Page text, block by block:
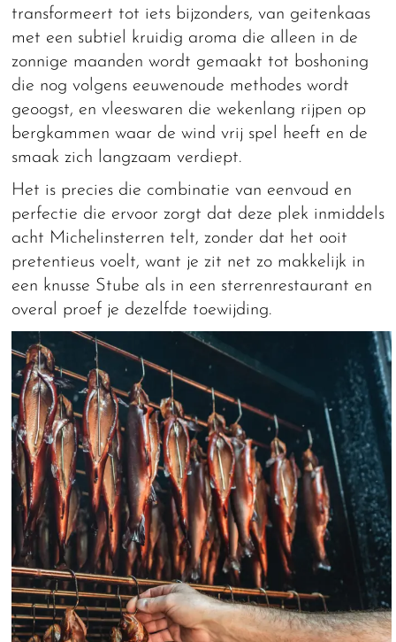
transformeert tot iets bijzonders, van geitenkaas
met een subtiel kruidig aroma die alleen in de
zonnige maanden wordt gemaakt tot boshoning
die nog volgens eeuwenoude methodes wordt
geoogst, en vleeswaren die wekenlang rijpen op
bergkammen waar de wind vrij spel heeft en de
smaak zich langzaam verdiept.
Het is precies die combinatie van eenvoud en
perfectie die ervoor zorgt dat deze plek inmiddels
acht Michelinsterren telt, zonder dat het ooit
pretentieus voelt, want je zit net zo makkelijk in
een knusse Stube als in een sterrenrestaurant en
overal proef je dezelfde toewijding.